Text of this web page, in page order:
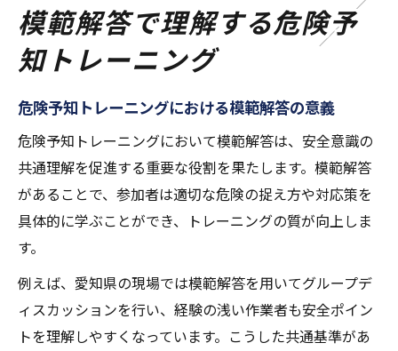
模範解答で理解する危険予
知トレーニング
危険予知トレーニングにおける模範解答の意義
危険予知トレーニングにおいて模範解答は、安全意識の
共通理解を促進する重要な役割を果たします。模範解答
があることで、参加者は適切な危険の捉え方や対応策を
具体的に学ぶことができ、トレーニングの質が向上しま
す。
例えば、愛知県の現場では模範解答を用いてグループデ
ィスカッションを行い、経験の浅い作業者も安全ポイン
トを理解しやすくなっています。こうした共通基準があ